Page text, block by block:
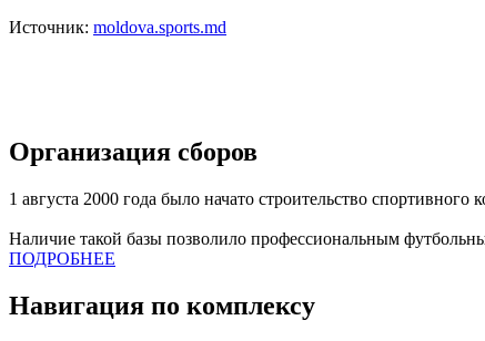
Источник: moldova.sports.md
Организация сборов
1 августа 2000 года было начато строительство
Наличие такой базы позволило профессиональным
ПОДРОБНЕЕ
Навигация по комплексу